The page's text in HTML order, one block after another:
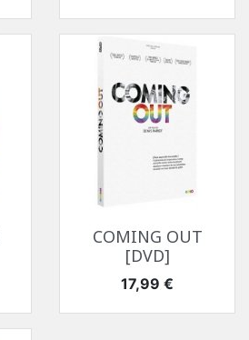
COMING OUT
[DVD]
Prix
17,99 €